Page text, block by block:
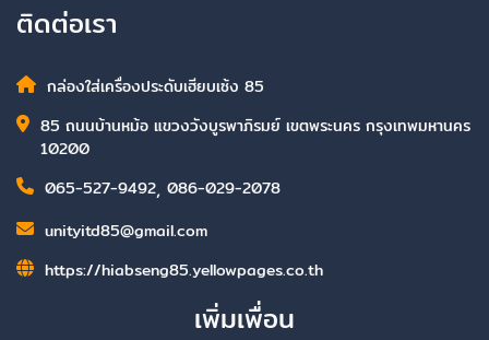
ติดต่อเรา
กล่องใส่เครื่องประดับเฮียบเซ้ง 85
85 ถนนบ้านหม้อ แขวงวังบูรพาภิรมย์ เขตพระนคร กรุงเทพมหานคร
10200
065-527-9492, 086-029-2078
unityitd85@gmail.com
https://hiabseng85.yellowpages.co.th
เพิ่มเพื่อน